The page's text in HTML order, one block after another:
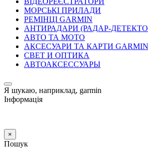
МОРСЬКІ ПРИЛАДИ
РЕМІНЦІ GARMIN
АНТИРАДАРИ (РАДАР-
АВТО ТА МОТО
АКСЕСУАРИ ТА КАРТИ GARMIN
СВЕТ И ОПТИКА
АВТОАКСЕССУАРЫ
Я шукаю, наприклад, garmin
Інформація
×
Пошук